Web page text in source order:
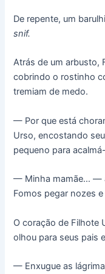
De repente, um
snif.
Atrás de um arbusto,
cobrindo o rostinho
tremiam de medo.
— Por que está
Urso, encostando
pequeno para
— Minha mamãe… —
Fomos pegar nozes
O coração de Filhote
olhou para seus pais
— Enxugue as